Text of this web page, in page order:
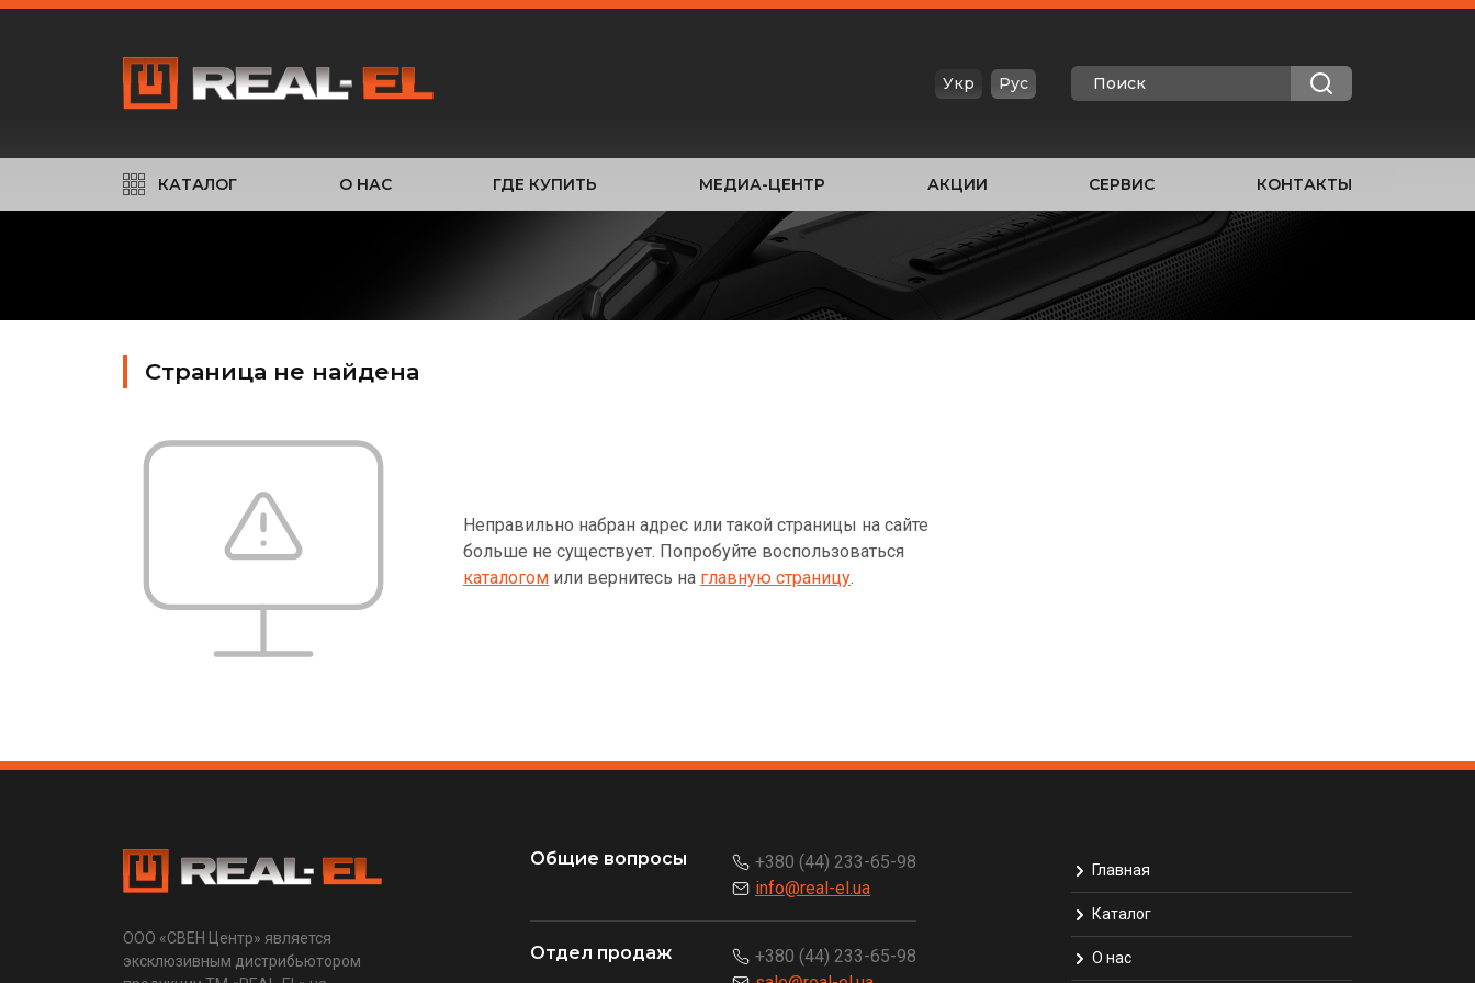
Укр Рус
КАТАЛОГ О НАС ГДЕ КУПИТЬ МЕДИА-ЦЕНТР АКЦИИ СЕРВИС КОНТАКТЫ
Страница не найдена
Неправильно набран адрес или такой страницы на сайте
больше не существует. Попробуйте воспользоваться
каталогом или вернитесь на главную страницу.
ООО «СВЕН Центр» является
эксклюзивным дистрибьютором
Общие вопросы
+380 (44) 233-65-98
info@real-el.ua
Отдел продаж
+380 (44) 233-65-98
Главная
Каталог
О нас